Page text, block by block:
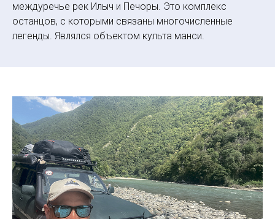
междуречье рек Илыч и Печоры. Это комплекс
останцов, с которыми связаны многочисленные
легенды. Являлся объектом культа манси.